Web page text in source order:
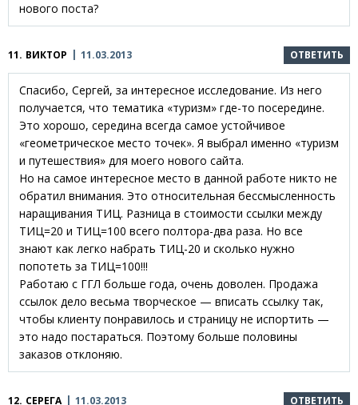
нового поста?
11. ВИКТОР 11.03.2013 ОТВЕТИТЬ
Спасибо, Сергей, за интересное исследование. Из него
получается, что тематика «туризм» где-то посередине.
Это хорошо, середина всегда самое устойчивое
«геометрическое место точек». Я выбрал именно «туризм
и путешествия» для моего нового сайта.
Но на самое интересное место в данной работе никто не
обратил внимания. Это относительная бессмысленность
наращивания ТИЦ. Разница в стоимости ссылки между
ТИЦ=20 и ТИЦ=100 всего полтора-два раза. Но все
знают как легко набрать ТИЦ-20 и сколько нужно
попотеть за ТИЦ=100!!!
Работаю с ГГЛ больше года, очень доволен. Продажа
ссылок дело весьма творческое — вписать ссылку так,
чтобы клиенту понравилось и страницу не испортить —
это надо постараться. Поэтому больше половины
заказов отклоняю.
12. СЕРЕГА 11.03.2013 ОТВЕТИТЬ